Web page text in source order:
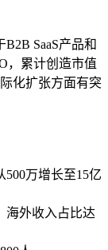
SaaS产品和
，累计创造市值
化扩张方面有突
万增长至15亿
海外收入占比达